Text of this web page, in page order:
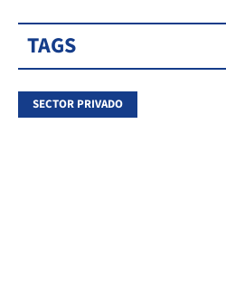
TAGS
SECTOR PRIVADO